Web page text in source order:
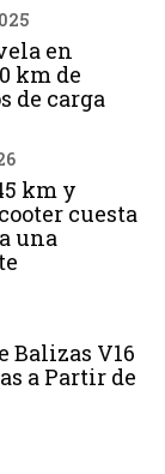
en
km de
de carga
km y
cuesta
una
Balizas V16
a Partir de